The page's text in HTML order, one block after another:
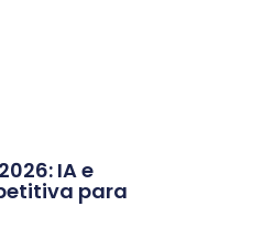
IA e
para